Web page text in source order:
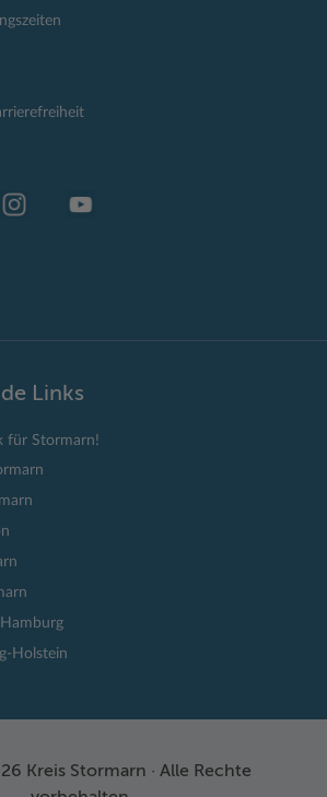
Links
für Stormarn!
Holstein
Kreis Stormarn · Alle Rechte